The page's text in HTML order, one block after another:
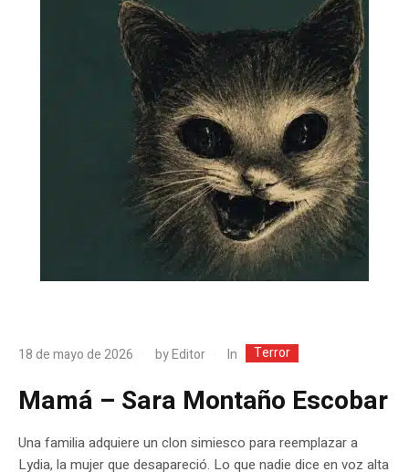
18 de mayo de 2026 byEditor In Terror
Mamá – Sara Montaño Escobar
Una familia adquiere un clon simiesco para reemplazar a
Lydia, la mujer que desapareció. Lo que nadie dice en voz alta